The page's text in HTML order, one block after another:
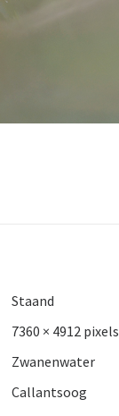
Staand
7360 × 4912 pixels
Zwanenwater
Callantsoog